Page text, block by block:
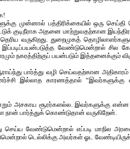
முன்னால் பத்திரிக்கையில் ஒரு செய்தி
குடிநீராக அதனை மாற்றுவதற்கான
வருகிறது. துறைமுகத்
வேண்டுமென்றால் சில
நகரத்திற்குப் பயன்படும் இத்தனைக்கும்
பார்த்து வழி செய்வதற்கான
இல்லாத காரணத்தால் “இவர்களுக்கு
அசகாய சூரர்களல்ல. இவர்களுக்கு என்ன
பார்த்துக் கொண்டுதான் வருகிறேன்.
செய்ய வேண்டுமென்றால் எப்படி மாநில
டெல்லிக்கு அவர்கள் ஓட